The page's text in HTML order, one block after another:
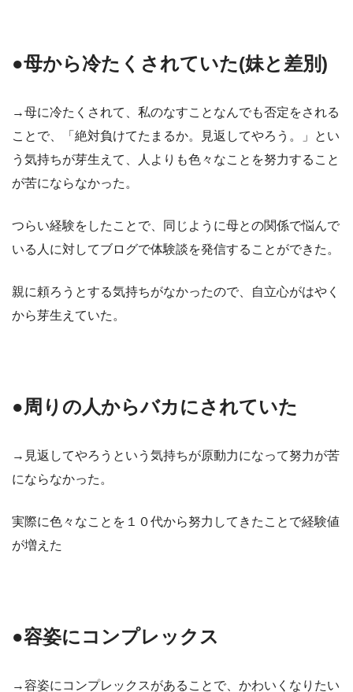
●母から冷たくされていた(妹と差別)
→母に冷たくされて、私のなすことなんでも否定をされる
ことで、「絶対負けてたまるか。見返してやろう。」とい
う気持ちが芽生えて、人よりも色々なことを努力すること
が苦にならなかった。
つらい経験をしたことで、同じように母との関係で悩んで
いる人に対してブログで体験談を発信することができた。
親に頼ろうとする気持ちがなかったので、自立心がはやく
から芽生えていた。
●周りの人からバカにされていた
→見返してやろうという気持ちが原動力になって努力が苦
にならなかった。
実際に色々なことを１０代から努力してきたことで経験値
が増えた
●容姿にコンプレックス
→容姿にコンプレックスがあることで、かわいくなりたい